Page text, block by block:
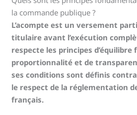
la commande publique ?
L’acompte est un versement
titulaire avant l’exécution
respecte les principes d’équilibre
proportionnalité et de
ses conditions sont définis
le respect de la réglementation
français.